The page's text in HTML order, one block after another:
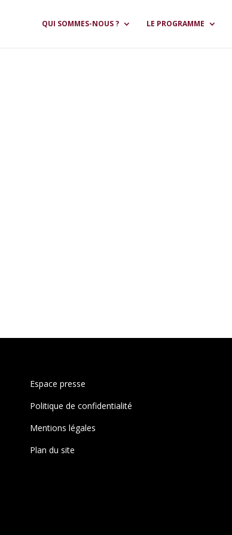
QUI SOMMES-NOUS ? LE PROGRAMME
Espace presse
Politique de confidentialité
Mentions légales
Plan du site